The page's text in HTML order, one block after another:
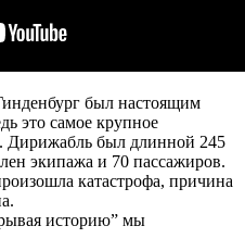
был настоящим
это самое крупное
Дирижабль был длинной 245
экипажа и 70 пассажиров.
катастрофа, причина
историю” мы